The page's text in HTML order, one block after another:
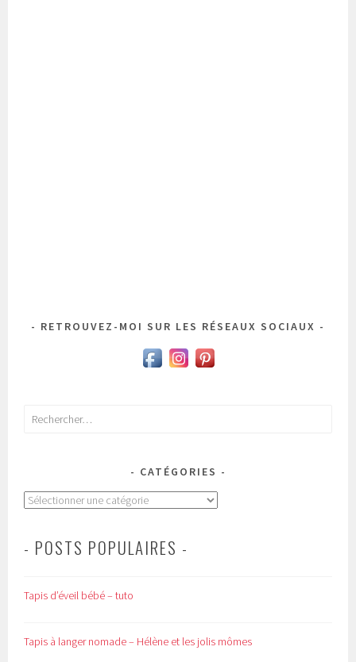
RETROUVEZ-MOI SUR LES RÉSEAUX SOCIAUX
Rechercher :
CATÉGORIES
Catégories
- POSTS POPULAIRES -
Tapis d’éveil bébé – tuto
Tapis à langer nomade – Hélène et les jolis mômes